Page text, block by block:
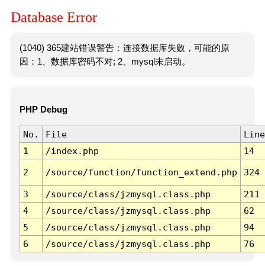
Database Error
(1040) 365建站错误警告：连接数据库失败，可能的原
因：1、数据库密码不对; 2、mysql未启动。
PHP Debug
No. File
Line
1
/index.php 14
2 /source/function/function_extend.php 324
3 /source/class/jzmysql.class.php
211
4
/source/class/jzmysql.class.php
62
5
/source/class/jzmysql.class.php
94
6
/source/class/jzmysql.class.php 76